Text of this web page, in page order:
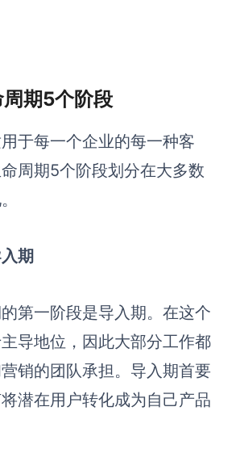
AI生成胜任力模型
AI生成价值链
型
模型
AI对话
AI生成简历
期5个阶段
于每一个企业的每一种客
周期5个阶段划分在大多数
期
第一阶段是导入期。在这个
导地位，因此大部分工作都
销的团队承担。 导入期首要
潜在用户转化成为自己产品